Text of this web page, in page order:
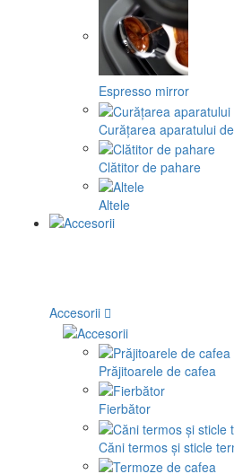
Espresso mirror
Curățarea aparatului
Clătitor de pahare
Altele
Accesorii
Prăjitoarele de cafea
Fierbător
Căni termos și sticle